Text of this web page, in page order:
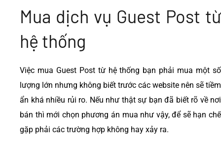
Mua dịch vụ Guest Post từ
hệ thống
Việc mua Guest Post từ hệ thống bạn phải mua một số
lượng lớn nhưng không biết trước các website nên sẽ tiềm
ẩn khá nhiều rủi ro. Nếu như thật sự bạn đã biết rõ về nơi
bán thì mới chọn phương án mua như vậy, để sẽ hạn chế
gặp phải các trường hợp không hay xảy ra.